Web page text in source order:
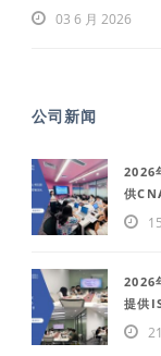
03 6 月 2026
公司新闻
2026
供
2026
提供